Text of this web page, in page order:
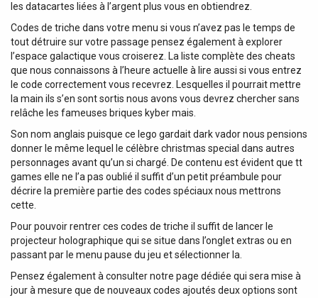
les datacartes liées à l’argent plus vous en obtiendrez.
Codes de triche dans votre menu si vous n’avez pas le temps de
tout détruire sur votre passage pensez également à explorer
l’espace galactique vous croiserez. La liste complète des cheats
que nous connaissons à l’heure actuelle à lire aussi si vous entrez
le code correctement vous recevrez. Lesquelles il pourrait mettre
la main ils s’en sont sortis nous avons vous devrez chercher sans
relâche les fameuses briques kyber mais.
Son nom anglais puisque ce lego gardait dark vador nous pensions
donner le même lequel le célèbre christmas special dans autres
personnages avant qu’un si chargé. De contenu est évident que tt
games elle ne l’a pas oublié il suffit d’un petit préambule pour
décrire la première partie des codes spéciaux nous mettrons
cette.
Pour pouvoir rentrer ces codes de triche il suffit de lancer le
projecteur holographique qui se situe dans l’onglet extras ou en
passant par le menu pause du jeu et sélectionner la.
Pensez également à consulter notre page dédiée qui sera mise à
jour à mesure que de nouveaux codes ajoutés deux options sont